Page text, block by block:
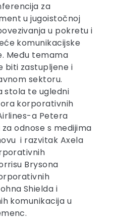
za
u jugoistočnoj
u pokretu i
komunikacijske
Među temama
biti zastupljene i
sektoru.
stola te ugledni
korporativnih
a Petera
odnose s medijima
i razvitak Axela
Brysona
Shielda i
komunikacija u